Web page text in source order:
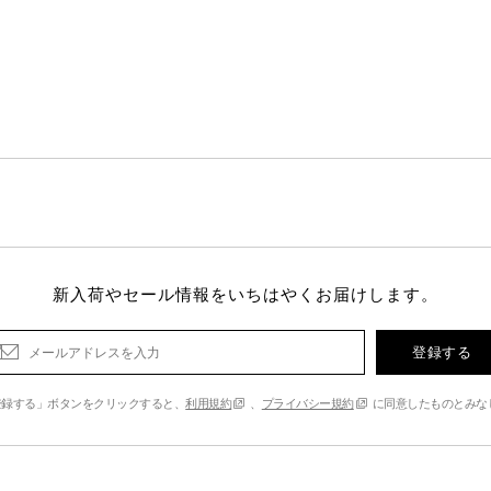
新入荷やセール情報をいちはやくお届けします。
登録する
する」ボタンをクリックすると、利用規約 プライバシー規約 に同意したものとみな